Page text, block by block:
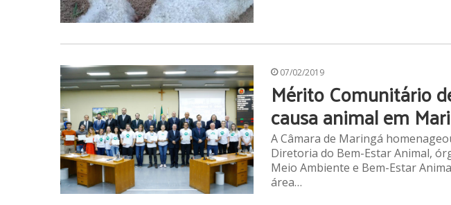
07/02/2019
Mérito Comunitário
causa animal em
A Câmara de Maringá
Diretoria do Bem-Estar Animal,
Meio Ambiente e Bem-Estar
área…